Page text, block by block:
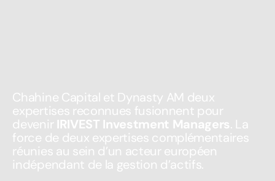
Chahine Capital et Dynasty AM deux
expertises reconnues fusionnent pour
devenir IRIVEST Investment Managers. La
force de deux expertises complémentaires
réunies au sein d’un acteur européen
indépendant de la gestion d’actifs.